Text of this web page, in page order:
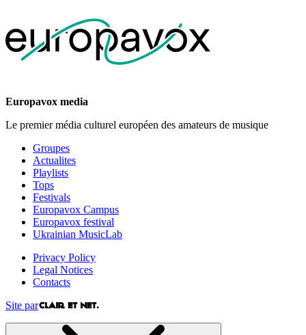
Europavox media
Le premier média culturel européen des amateurs de musique
Groupes
Actualites
Playlists
Tops
Festivals
Europavox Campus
Europavox festival
Ukrainian MusicLab
Privacy Policy
Legal Notices
Contacts
Site par